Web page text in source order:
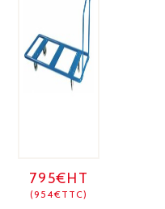
795€HT
(954€TTC)